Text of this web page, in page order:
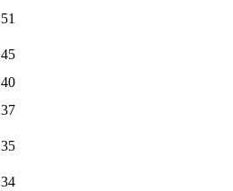
51
45
40
37
35
34